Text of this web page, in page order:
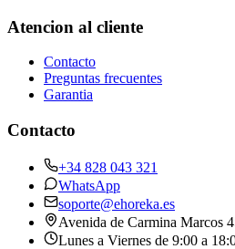
Atencion al cliente
Contacto
Preguntas frecuentes
Garantia
Contacto
+34 828 043 321
WhatsApp
soporte@ehoreka.es
Avenida de Carmina Marcos
Lunes a Viernes de 9:00 a